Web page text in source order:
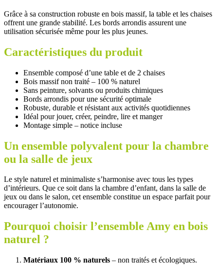
Grâce à sa construction robuste en bois massif, la table et les chaises
offrent une grande stabilité. Les bords arrondis assurent une
utilisation sécurisée même pour les plus jeunes.
Caractéristiques du produit
Ensemble composé d’une table et de 2 chaises
Bois massif non traité – 100 % naturel
Sans peinture, solvants ou produits chimiques
Bords arrondis pour une sécurité optimale
Robuste, durable et résistant aux activités quotidiennes
Idéal pour jouer, créer, peindre, lire et manger
Montage simple – notice incluse
Un ensemble polyvalent pour la chambre
ou la salle de jeux
Le style naturel et minimaliste s’harmonise avec tous les types
d’intérieurs. Que ce soit dans la chambre d’enfant, dans la salle de
jeux ou dans le salon, cet ensemble constitue un espace parfait pour
encourager l’autonomie.
Pourquoi choisir l’ensemble Amy en bois
naturel ?
Matériaux 100 % naturels – non traités et écologiques.